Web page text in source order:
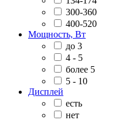
300-360
400-520
Мощность, Вт
до 3
4 - 5
более 5
5 - 10
Дисплей
есть
нет